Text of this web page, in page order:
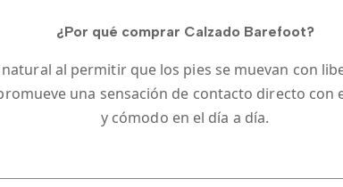
¿Por qué comprar Calzado Barefoot?
al permitir que los pies se muevan con
una sensación de contacto directo
y cómodo en el día a día.